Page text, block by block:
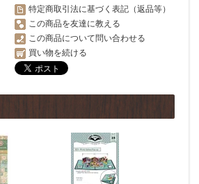
特定商取引法に基づく表記（返品等）
この商品を友達に教える
この商品について問い合わせる
買い物を続ける